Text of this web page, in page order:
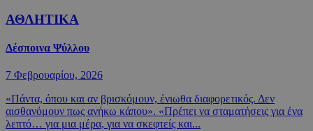
ΑΘΛΗΤΙΚΑ
Δέσποινα Ψύλλου
7 Φεβρουαρίου, 2026
«Πάντα, όπου και αν βρισκόμουν, ένιωθα διαφορετικός. Δεν
αισθανόμουν πως ανήκω κάπου». «Πρέπει να σταματήσεις για ένα
λεπτό… για μια μέρα, για να σκεφτείς και...